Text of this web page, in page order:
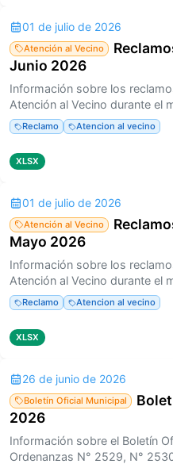
01 de julio de 2026
Atención al Vecino
Junio 2026
Información sobre los
Atención al Vecino durante el
Reclamo Atencion al vecino
XLSX
01 de julio de 2026
Atención al Vecino
Mayo 2026
Información sobre los
Atención al Vecino durante el
Reclamo Atencion al vecino
XLSX
26 de junio de 2026
Boletín Oficial Municipal
2026
Información sobre el Boletín
Ordenanzas N° 2529, N°